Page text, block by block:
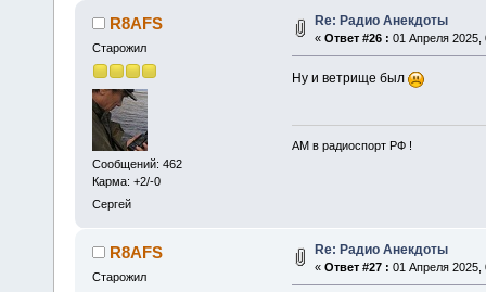
R8AFS
Старожил
Сообщений: 462
Карма: +2/-0
Сергей
Re: Радио Анекдоты
« Ответ #26 : 01 Апреля 2025,
Ну и ветрище был
АМ в радиоспорт РФ !
R8AFS
Старожил
Re: Радио Анекдоты
« Ответ #27 : 01 Апреля 2025,